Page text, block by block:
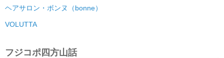
ヘアサロン・ボンヌ（bonne）
VOLUTTA
フジコポ四方山話